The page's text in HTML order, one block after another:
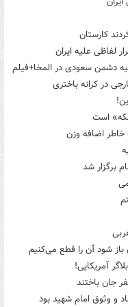
کارستان
دشمن سعودی در المخا+فیلم
در کرانه باختری
است
خاطر اضافه وزن
برگزار شد
باز شود آن را قطع می‌کنیم
آمریکایی!
و وثوق امام شهید بود